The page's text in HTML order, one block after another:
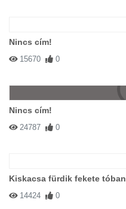
Nincs cím!
15670 0
Nincs cím!
24787 0
Kiskacsa fürdik fekete tóban
14424 0